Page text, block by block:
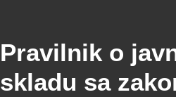
Pravilnik o
skladu sa